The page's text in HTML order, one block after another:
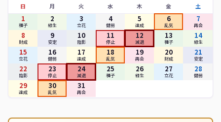
日 月 火 水 木 金 土
1
種子
2
緑生
3
立花
4
健弱
5
達成
6
乱気
7
再会
8
財成
9
安定
10
陰影
11
停止
12
減退
13
種子
14
緑生
15
立花
16
健弱
17
達成
18
乱気
19
再会
20
財成
21
安定
22
陰影
23
停止
24
減退
25
種子
26
緑生
27
立花
28
健弱
29
達成
30
乱気
31
再会